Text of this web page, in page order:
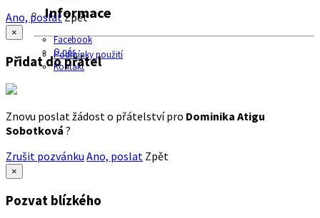
Informace
Facebook
O nás
Podmínky použití
Kontakt
Ano, poslatZpět
×
Přidat do přátel
Znovu poslat žádost o přátelství pro Dominika Atigu
Sobotková ?
Zrušit pozvánku Ano, poslat Zpět
×
Pozvat blízkého